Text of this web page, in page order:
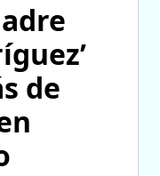
de